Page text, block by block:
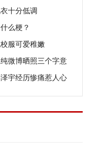
十分低调
么梗？
服可爱稚嫩
微博晒照三个字意
宇经历惨痛惹人心